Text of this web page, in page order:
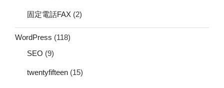
固定電話FAX (2)
WordPress (118)
SEO (9)
twentyfifteen (15)